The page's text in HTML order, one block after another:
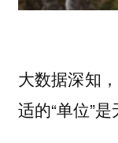
大数据深知
适的“单位”